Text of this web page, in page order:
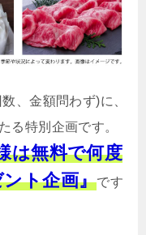
、金額問わず)に、
る特別企画です。
は無料で何度
ト企画』です